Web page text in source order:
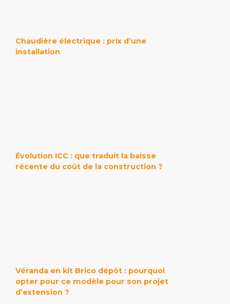
Chaudière électrique : prix d’une
installation
Évolution ICC : que traduit la baisse
récente du coût de la construction ?
Véranda en kit Brico dépôt : pourquoi
opter pour ce modèle pour son projet
d’extension ?